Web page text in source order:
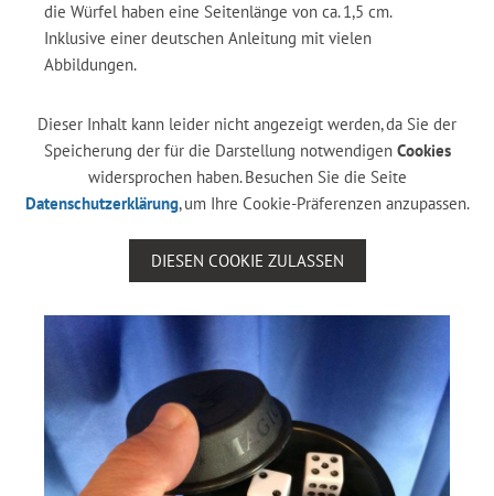
die Würfel haben eine Seitenlänge von ca. 1,5 cm.
Inklusive einer deutschen Anleitung mit vielen
Abbildungen.
Dieser Inhalt kann leider nicht angezeigt werden, da Sie der
Speicherung der für die Darstellung notwendigen Cookies
widersprochen haben. Besuchen Sie die Seite
Datenschutzerklärung, um Ihre Cookie-Präferenzen anzupassen.
DIESEN COOKIE ZULASSEN